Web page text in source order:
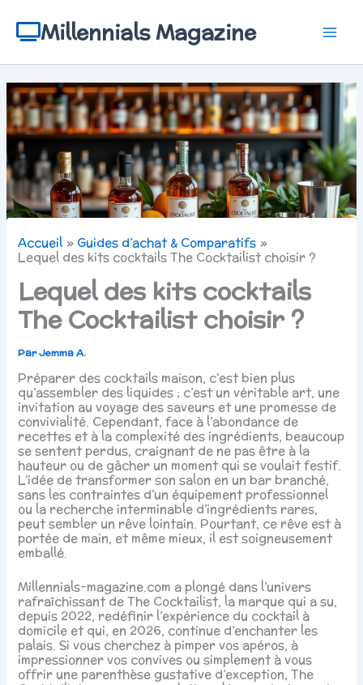
contenuMillennials Magazine
Accueil
Guides d’achat & Comparatifs
Lequel des kits cocktails The Cocktailist choisir ?
Lequel des kits cocktails
The Cocktailist choisir ?
ParJemma A.
Préparer des cocktails maison, c’est bien plus
qu’assembler des liquides ; c’est un véritable art, une
invitation au voyage des saveurs et une promesse de
convivialité. Cependant, face à l’abondance de
recettes et à la complexité des ingrédients, beaucoup
se sentent perdus, craignant de ne pas être à la
hauteur ou de gâcher un moment qui se voulait festif.
L’idée de transformer son salon en un bar branché,
sans les contraintes d’un équipement professionnel
ou la recherche interminable d’ingrédients rares,
peut sembler un rêve lointain. Pourtant, ce rêve est à
portée de main, et même mieux, il est soigneusement
emballé.
Millennials-magazine.com a plongé dans l’univers
rafraîchissant de The Cocktailist, la marque qui a su,
depuis 2022, redéfinir l’expérience du cocktail à
domicile et qui, en 2026, continue d’enchanter les
palais. Si vous cherchez à pimper vos apéros, à
impressionner vos convives ou simplement à vous
offrir une parenthèse gustative d’exception, The